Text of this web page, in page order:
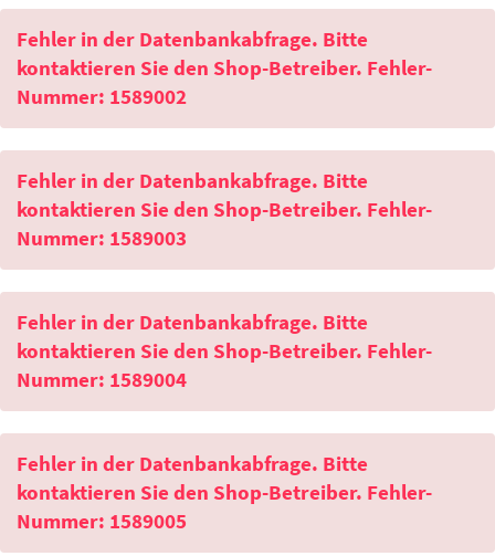
Fehler in der Datenbankabfrage. Bitte
kontaktieren Sie den Shop-Betreiber. Fehler-
Nummer: 1589002
Fehler in der Datenbankabfrage. Bitte
kontaktieren Sie den Shop-Betreiber. Fehler-
Nummer: 1589003
Fehler in der Datenbankabfrage. Bitte
kontaktieren Sie den Shop-Betreiber. Fehler-
Nummer: 1589004
Fehler in der Datenbankabfrage. Bitte
kontaktieren Sie den Shop-Betreiber. Fehler-
Nummer: 1589005